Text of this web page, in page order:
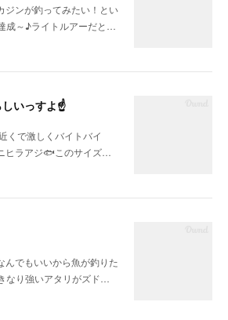
ジンが釣ってみたい！とい
成～♪ライトルアーだと…
しいっすよ☝
くで激しくバイトバイ
ヒラアジ🐟このサイズ…
んでもいいから魚が釣りた
なり強いアタリがズド…